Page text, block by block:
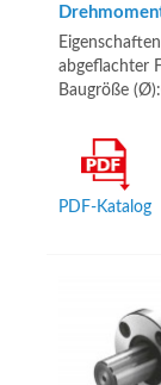
abgeflachter
Baugröße
PDF-Katalog